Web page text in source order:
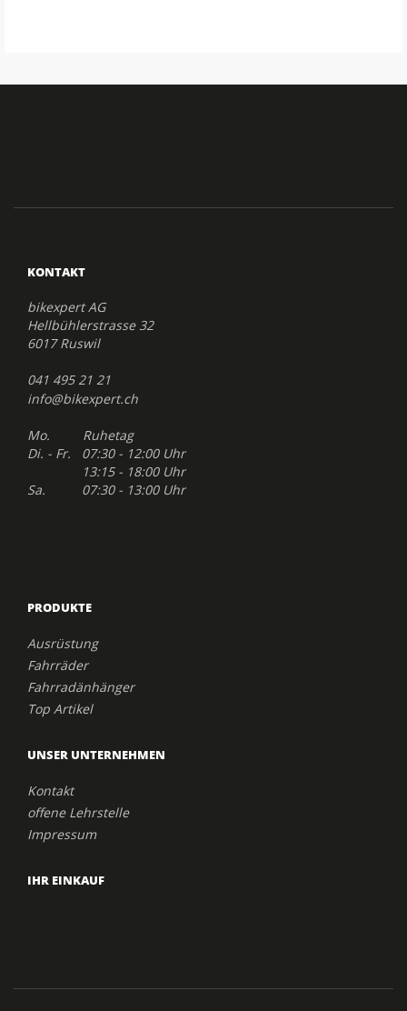
KONTAKT
bikexpert AG
Hellbühlerstrasse 32
6017 Ruswil
041 495 21 21
info@bikexpert.ch
Mo. Ruhetag
Di. - Fr. 07:30 - 12:00 Uhr
13:15 - 18:00 Uhr
Sa. 07:30 - 13:00 Uhr
PRODUKTE
Ausrüstung
Fahrräder
Fahrradänhänger
Top Artikel
UNSER UNTERNEHMEN
Kontakt
offene Lehrstelle
Impressum
IHR EINKAUF